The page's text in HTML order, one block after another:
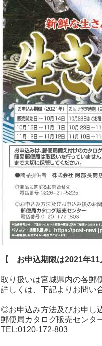
【 お申込期限は2021年
取り扱いは宮城県内の各郵
詳しくは、下記よりお問い
◎お申込み方法及びお申し
郵便局カタログ販売センタ
TEL:0120-172-803